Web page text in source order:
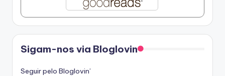
Sigam-nos via Bloglovin
Seguir pelo Bloglovin’